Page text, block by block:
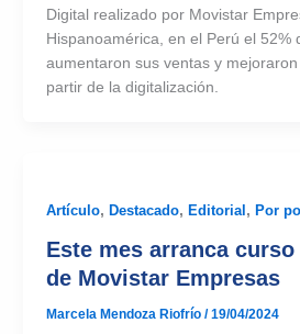
Digital realizado por Movistar
Hispanoamérica, en el Perú el 52%
aumentaron sus ventas y
partir de la digitalización.
Artículo, Destacado, Editorial , Por
Este mes arranca
de Movistar Empresas
Marcela Mendoza Riofrío /19/04/2024